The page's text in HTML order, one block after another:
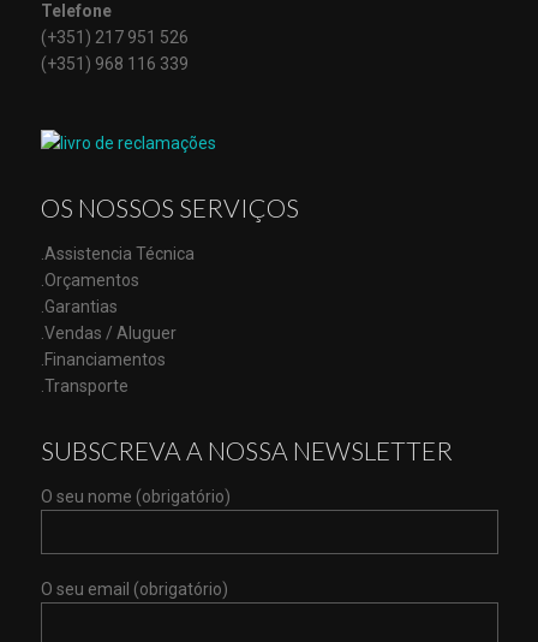
Telefone
(+351) 217 951 526
(+351) 968 116 339
OS NOSSOS SERVIÇOS
.Assistencia Técnica
.Orçamentos
.Garantias
.Vendas / Aluguer
.Financiamentos
.Transporte
SUBSCREVA A NOSSA NEWSLETTER
O seu nome (obrigatório)
O seu email (obrigatório)